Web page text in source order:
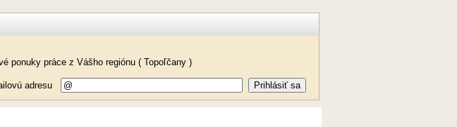
ponuky práce z Vášho regiónu ( Topoľčany )
adresu